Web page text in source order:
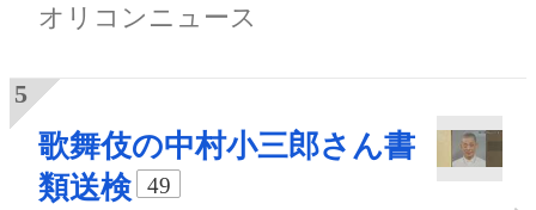
オリコンニュース
歌舞伎の中村小三郎さん書
類送検
49